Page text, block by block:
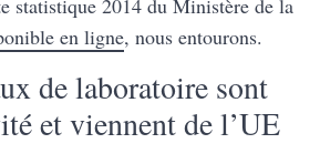
statistique 2014 du Ministère de la
en ligne, nous entourons.
de laboratoire sont
et viennent de l’UE